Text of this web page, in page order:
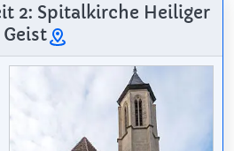
2: Spitalkirche Heiliger
Geist